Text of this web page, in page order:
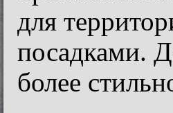
для
посадками.
более